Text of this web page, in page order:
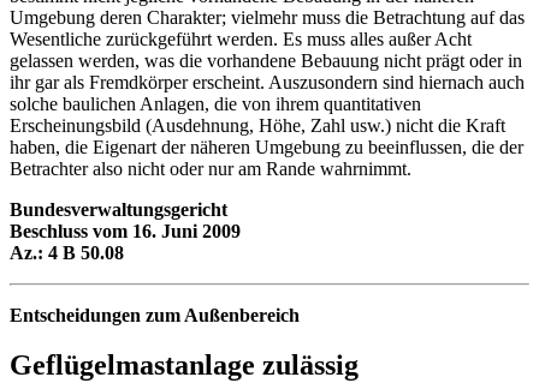
Umgebung deren Charakter; vielmehr muss die Betrachtung auf das
Wesentliche zurückgeführt werden. Es muss alles außer Acht
gelassen werden, was die vorhandene Bebauung nicht prägt oder in
ihr gar als Fremdkörper erscheint. Auszusondern sind hiernach auch
solche baulichen Anlagen, die von ihrem quantitativen
Erscheinungsbild (Ausdehnung, Höhe, Zahl usw.) nicht die Kraft
haben, die Eigenart der näheren Umgebung zu beeinflussen, die der
Betrachter also nicht oder nur am Rande wahrnimmt.
Bundesverwaltungsgericht
Beschluss vom 16. Juni 2009
Az.: 4 B 50.08
Entscheidungen zum Außenbereich
Geflügelmastanlage zulässig